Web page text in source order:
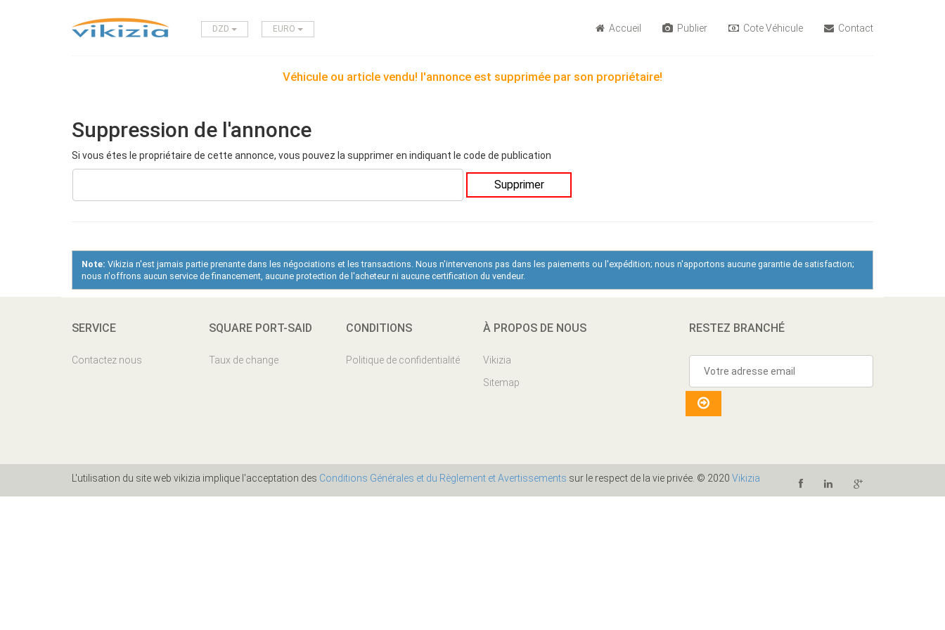
DZD EURO Accueil Publier Cote Véhicule Contact
Véhicule ou article vendu! l'annonce est supprimée par son propriétaire!
Suppression de l'annonce
Si vous étes le propriétaire de cette annonce, vous pouvez la supprimer en indiquant le code de publication
Supprimer
Note: Vikizia n'est jamais partie prenante dans les négociations et les transactions. Nous n'intervenons pas dans les paiements ou l'expédition; nous n'apportons aucune garantie de satisfaction;
nous n'offrons aucun service de financement, aucune protection de l'acheteur ni aucune certification du vendeur.
SERVICE
Contactez nous
SQUARE PORT-SAID
Taux de change
CONDITIONS
Politique de confidentialité
À PROPOS DE NOUS
Vikizia
Sitemap
RESTEZ BRANCHÉ
L'utilisation du site web vikizia implique l'acceptation des Conditions Générales et du Règlement et Avertissements sur le respect de la vie privée. © 2020 Vikizia